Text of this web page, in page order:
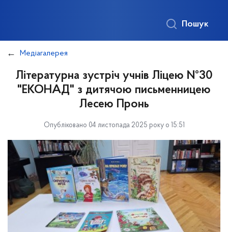
Пошук
Медіагалерея
Літературна зустріч учнів Ліцею №30
"ЕКОНАД" з дитячою письменницею
Лесею Пронь
Опубліковано 04 листопада 2025 року о 15:51